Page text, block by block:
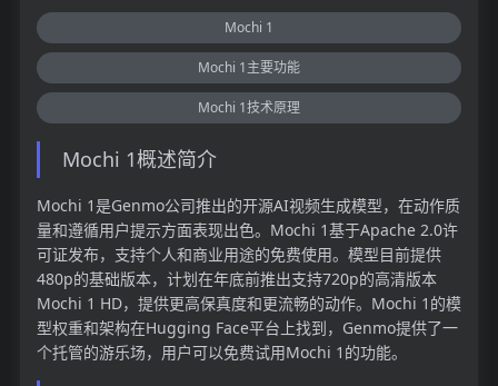
Mochi 1
Mochi 1主要功能
Mochi 1技术原理
Mochi 1概述简介
Mochi 1是Genmo公司推出的开源AI视频生成模型，在动作质
量和遵循用户提示方面表现出色。Mochi 1基于Apache 2.0许
可证发布，支持个人和商业用途的免费使用。模型目前提供
480p的基础版本，计划在年底前推出支持720p的高清版本
Mochi 1 HD，提供更高保真度和更流畅的动作。Mochi 1的模
型权重和架构在Hugging Face平台上找到，Genmo提供了一
个托管的游乐场，用户可以免费试用Mochi 1的功能。